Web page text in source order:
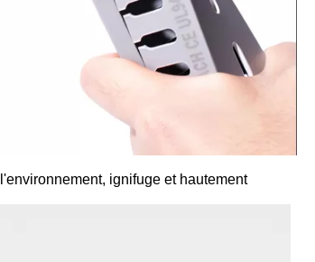
ignifuge et hautement